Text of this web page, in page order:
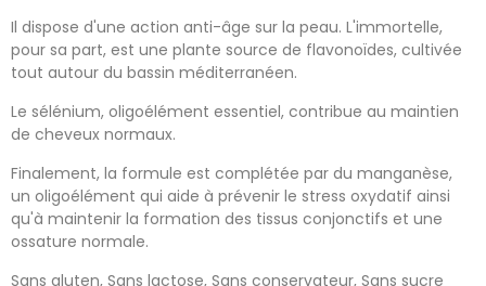
Il dispose d'une action anti-âge sur la peau. L'immortelle,
pour sa part, est une plante source de flavonoïdes, cultivée
tout autour du bassin méditerranéen.
Le sélénium, oligoélément essentiel, contribue au maintien
de cheveux normaux.
Finalement, la formule est complétée par du manganèse,
un oligoélément qui aide à prévenir le stress oxydatif ainsi
qu'à maintenir la formation des tissus conjonctifs et une
ossature normale.
Sans gluten, Sans lactose, Sans conservateur, Sans sucre